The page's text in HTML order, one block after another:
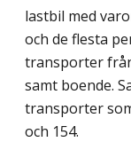
lastbil med
och de flesta
transporter
samt boende.
transporter
och 154.